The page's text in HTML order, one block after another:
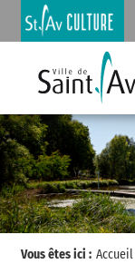
Vous êtes ici : Accueil